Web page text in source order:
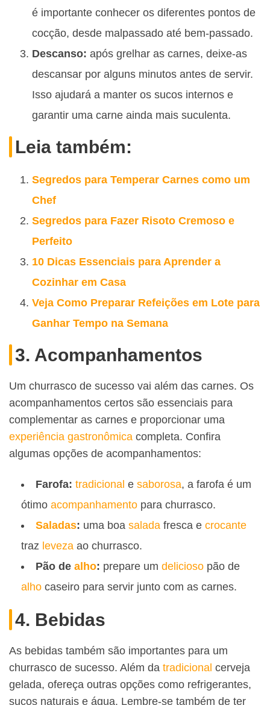
é importante conhecer os diferentes pontos de
cocção, desde malpassado até bem-passado.
Descanso: após grelhar as carnes, deixe-as
descansar por alguns minutos antes de servir.
Isso ajudará a manter os sucos internos e
garantir uma carne ainda mais suculenta.
Leia também:
Segredos para Temperar Carnes como um
Chef
Segredos para Fazer Risoto Cremoso e
Perfeito
10 Dicas Essenciais para Aprender a
Cozinhar em Casa
Veja Como Preparar Refeições em Lote para
Ganhar Tempo na Semana
3. Acompanhamentos
Um churrasco de sucesso vai além das carnes. Os
acompanhamentos certos são essenciais para
complementar as carnes e proporcionar uma
experiência gastronômica completa. Confira
algumas opções de acompanhamentos:
Farofa: tradicional e saborosa, a farofa é um
ótimo acompanhamento para churrasco.
Saladas: uma boa salada fresca e crocante
traz leveza ao churrasco.
Pão de alho: prepare um delicioso pão de
alho caseiro para servir junto com as carnes.
4. Bebidas
As bebidas também são importantes para um
churrasco de sucesso. Além da tradicional cerveja
gelada, ofereça outras opções como refrigerantes,
sucos naturais e água. Lembre-se também de ter